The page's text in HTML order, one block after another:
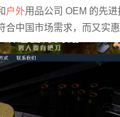
户外用品公司 OEM 的先
中国市场需求，而又实惠